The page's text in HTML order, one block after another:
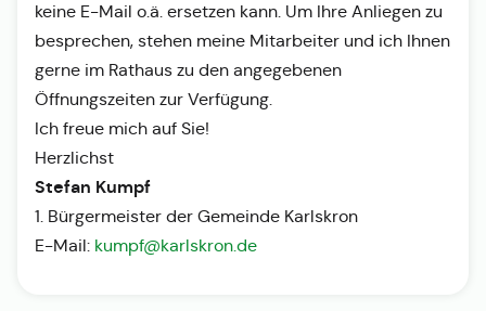
keine E-Mail o.ä. ersetzen kann. Um Ihre Anliegen zu
besprechen, stehen meine Mitarbeiter und ich Ihnen
gerne im Rathaus zu den angegebenen
Öffnungszeiten zur Verfügung.
Ich freue mich auf Sie!
Herzlichst
Stefan Kumpf
1. Bürgermeister der Gemeinde Karlskron
E-Mail: kumpf@karlskron.de